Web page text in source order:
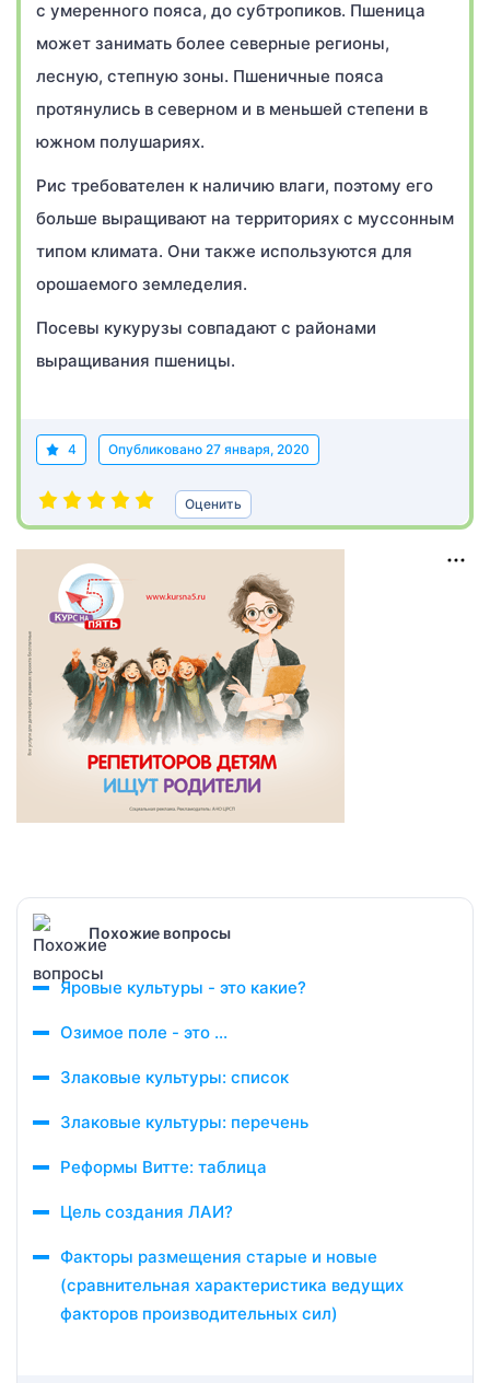
с умеренного пояса, до субтропиков. Пшеница
может занимать более северные регионы,
лесную, степную зоны. Пшеничные пояса
протянулись в северном и в меньшей степени в
южном полушариях.
Рис требователен к наличию влаги, поэтому его
больше выращивают на территориях с муссонным
типом климата. Они также используются для
орошаемого земледелия.
Посевы кукурузы совпадают с районами
выращивания пшеницы.
4 Опубликовано 27 января, 2020
Оценить
Похожие вопросы
Яровые культуры - это какие?
Озимое поле - это ...
Злаковые культуры: список
Злаковые культуры: перечень
Реформы Витте: таблица
Цель создания ЛАИ?
Факторы размещения старые и новые
(сравнительная характеристика ведущих
факторов производительных сил)